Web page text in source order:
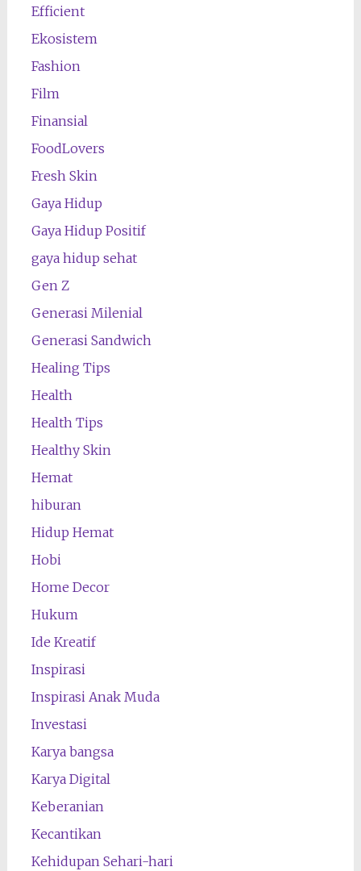
Efficient
Ekosistem
Fashion
Film
Finansial
FoodLovers
Fresh Skin
Gaya Hidup
Gaya Hidup Positif
gaya hidup sehat
Gen Z
Generasi Milenial
Generasi Sandwich
Healing Tips
Health
Health Tips
Healthy Skin
Hemat
hiburan
Hidup Hemat
Hobi
Home Decor
Hukum
Ide Kreatif
Inspirasi
Inspirasi Anak Muda
Investasi
Karya bangsa
Karya Digital
Keberanian
Kecantikan
Kehidupan Sehari-hari